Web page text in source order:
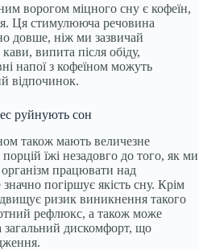
ворогом міцного сну є кофеїн,
Ця стимулююча речовина
довше, ніж ми зазвичай
випита після обіду,
напої з кофеїном можуть
відпочинок.
руйнують сон
також мають величезне
їжі незадовго до того, як ми
працювати над
погіршує якість сну. Крім
ризик виникнення такого
рефлюкс, а також може
загальний дискомфорт, що